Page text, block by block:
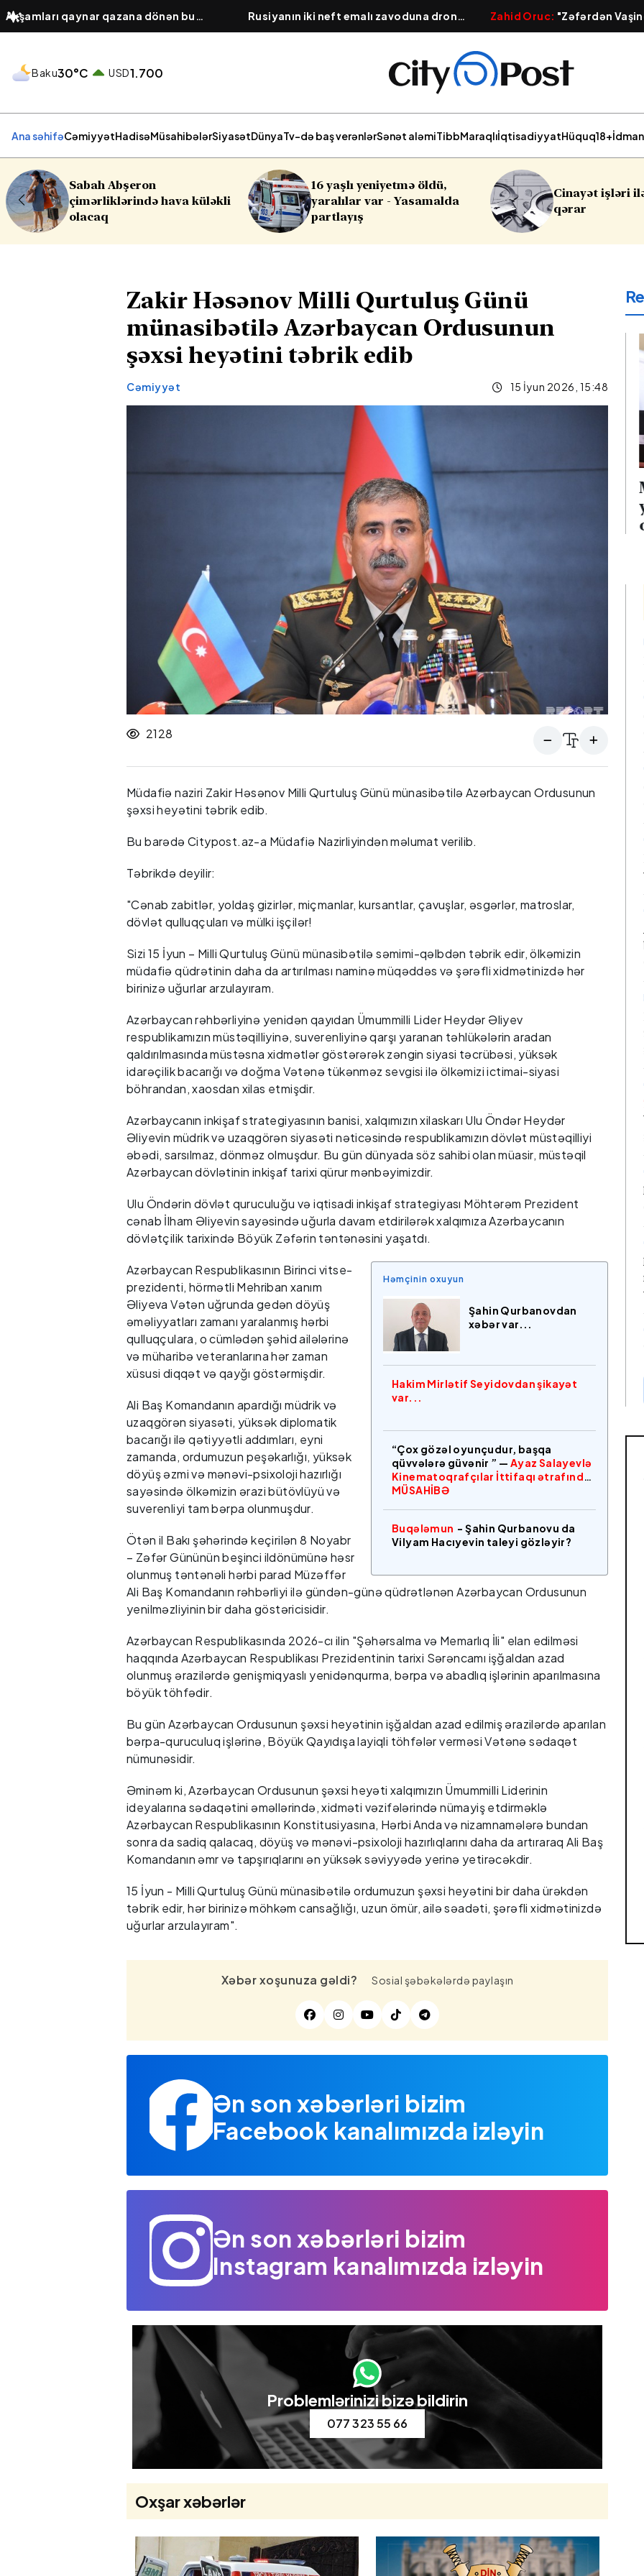
Axşamları qaynar qazana dönən bu
platforma bir zümrə qadınlarla dolu
Rusiyanın iki neft emalı zavoduna dron
hücumu olub, güclü yanğın başlayıb
Zahid Oruc: "Zəfərdən
Qafqazın yeni geosiyasi
Baku30°C USD1.700
Ana səhifəCəmiyyətHadisəMüsahibələrSiyasətDünyaTv-də baş verənlərSənət aləmiTibbMaraqlıİqtisadiyyatHüquq18+İdman
küləkli
16 yaşlı yeniyetmə öldü,
yaralılar var - Yasamalda
Cinayət işləri ilə bağlı vacib
qərar
Zakir Həsənov Milli Qurtuluş Günü
münasibətilə Azərbaycan Ordusunun
şəxsi heyətini təbrik edib
Cəmiyyət 15 İyun 2026, 15:48
2128
Müdafiə naziri Zakir Həsənov Milli Qurtuluş Günü münasibətilə Azərbaycan Ordusunun
şəxsi heyətini təbrik edib.
Bu barədə Citypost.az-a Müdafiə Nazirliyindən məlumat verilib.
Təbrikdə deyilir:
"Cənab zabitlər, yoldaş gizirlər, miçmanlar, kursantlar, çavuşlar, əsgərlər, matroslar,
dövlət qulluqçuları və mülki işçilər!
Sizi 15 İyun – Milli Qurtuluş Günü münasibətilə səmimi-qəlbdən təbrik edir, ölkəmizin
müdafiə qüdrətinin daha da artırılması naminə müqəddəs və şərəfli xidmətinizdə hər
birinizə uğurlar arzulayıram.
Azərbaycan rəhbərliyinə yenidən qayıdan Ümummilli Lider Heydər Əliyev
respublikamızın müstəqilliyinə, suverenliyinə qarşı yaranan təhlükələrin aradan
qaldırılmasında müstəsna xidmətlər göstərərək zəngin siyasi təcrübəsi, yüksək
idarəçilik bacarığı və doğma Vətənə tükənməz sevgisi ilə ölkəmizi ictimai-siyasi
böhrandan, xaosdan xilas etmişdir.
Azərbaycanın inkişaf strategiyasının banisi, xalqımızın xilaskarı Ulu Öndər Heydər
Əliyevin müdrik və uzaqgörən siyasəti nəticəsində respublikamızın dövlət müstəqilliyi
əbədi, sarsılmaz, dönməz olmuşdur. Bu gün dünyada söz sahibi olan müasir, müstəqil
Azərbaycan dövlətinin inkişaf tarixi qürur mənbəyimizdir.
Ulu Öndərin dövlət quruculuğu və iqtisadi inkişaf strategiyası Möhtərəm Prezident
cənab İlham Əliyevin sayəsində uğurla davam etdirilərək xalqımıza Azərbaycanın
dövlətçilik tarixində Böyük Zəfərin təntənəsini yaşatdı.
Həmçinin oxuyun
Şahin Qurbanovdan
xəbər var...
Hakim Mirlətif Seyidovdan şikayət
var...
“Çox gözəl oyunçudur, başqa
qüvvələrə güvənir ” — Ayaz Salayevlə
Kinematoqrafçılar İttifaqı ətrafında
MÜSAHİBƏ
Buqələmun - Şahin Qurbanovu da
Vilyam Hacıyevin taleyi gözləyir?
Azərbaycan Respublikasının Birinci vitse-
prezidenti, hörmətli Mehriban xanım
Əliyeva Vətən uğrunda gedən döyüş
əməliyyatları zamanı yaralanmış hərbi
qulluqçulara, o cümlədən şəhid ailələrinə
və müharibə veteranlarına hər zaman
xüsusi diqqət və qayğı göstərmişdir.
Ali Baş Komandanın apardığı müdrik və
uzaqgörən siyasəti, yüksək diplomatik
bacarığı ilə qətiyyətli addımları, eyni
zamanda, ordumuzun peşəkarlığı, yüksək
döyüş əzmi və mənəvi-psixoloji hazırlığı
sayəsində ölkəmizin ərazi bütövlüyü və
suverenliyi tam bərpa olunmuşdur.
Ötən il Bakı şəhərində keçirilən 8 Noyabr
– Zəfər Gününün beşinci ildönümünə həsr
olunmuş təntənəli hərbi parad Müzəffər
Ali Baş Komandanın rəhbərliyi ilə gündən-günə qüdrətlənən Azərbaycan Ordusunun
yenilməzliyinin bir daha göstəricisidir.
Azərbaycan Respublikasında 2026-cı ilin "Şəhərsalma və Memarlıq İli" elan edilməsi
haqqında Azərbaycan Respublikası Prezidentinin tarixi Sərəncamı işğaldan azad
olunmuş ərazilərdə genişmiqyaslı yenidənqurma, bərpa və abadlıq işlərinin aparılmasına
böyük töhfədir.
Bu gün Azərbaycan Ordusunun şəxsi heyətinin işğaldan azad edilmiş ərazilərdə aparılan
bərpa-quruculuq işlərinə, Böyük Qayıdışa layiqli töhfələr verməsi Vətənə sədaqət
nümunəsidir.
Əminəm ki, Azərbaycan Ordusunun şəxsi heyəti xalqımızın Ümummilli Liderinin
ideyalarına sədaqətini əməllərində, xidməti vəzifələrində nümayiş etdirməklə
Azərbaycan Respublikasının Konstitusiyasına, Hərbi Anda və nizamnamələrə bundan
sonra da sadiq qalacaq, döyüş və mənəvi-psixoloji hazırlıqlarını daha da artıraraq Ali Baş
Komandanın əmr və tapşırıqlarını ən yüksək səviyyədə yerinə yetirəcəkdir.
15 İyun - Milli Qurtuluş Günü münasibətilə ordumuzun şəxsi heyətini bir daha ürəkdən
təbrik edir, hər birinizə möhkəm cansağlığı, uzun ömür, ailə səadəti, şərəfli xidmətinizdə
uğurlar arzulayıram".
Xəbər xoşunuza gəldi? Sosial şəbəkələrdə paylaşın
Ən son xəbərləri bizim
Facebook kanalımızda izləyin
Ən son xəbərləri bizim
Instagram kanalımızda izləyin
Problemlərinizi bizə bildirin
077 323 55 66
Oxşar xəbərlər
Rusiyanın iki neft emalı
zavoduna dron hücumu
olub, güclü yanğın
başlayıb